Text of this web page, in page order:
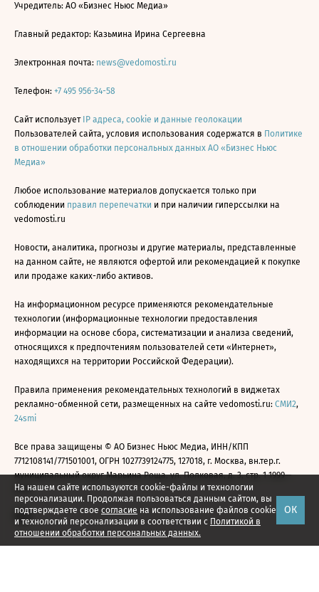
На нашем сайте используются cookie-файлы и технологии
персонализации. Продолжая пользоваться данным сайтом, вы
подтверждаете свое согласие на использование файлов cookie
и технологий персонализации в соответствии с Политикой в
отношении обработки персональных данных.
ОК
Учредитель: АО «Бизнес Ньюс Медиа»
Главный редактор: Казьмина Ирина Сергеевна
Электронная почта: news@vedomosti.ru
Телефон: +7 495 956-34-58
Сайт использует IP адреса, cookie и данные геолокации
Пользователей сайта, условия использования содержатся в Политике
в отношении обработки персональных данных АО «Бизнес Ньюс
Медиа»
Любое использование материалов допускается только при
соблюдении правил перепечатки и при наличии гиперссылки на
vedomosti.ru
Новости, аналитика, прогнозы и другие материалы, представленные
на данном сайте, не являются офертой или рекомендацией к покупке
или продаже каких-либо активов.
На информационном ресурсе применяются рекомендательные
технологии (информационные технологии предоставления
информации на основе сбора, систематизации и анализа сведений,
относящихся к предпочтениям пользователей сети «Интернет»,
находящихся на территории Российской Федерации).
Правила применения рекомендательных технологий в виджетах
рекламно-обменной сети, размещенных на сайте vedomosti.ru: СМИ2,
24smi
Все права защищены © АО Бизнес Ньюс Медиа, ИНН/КПП
7712108141/771501001, ОГРН 1027739124775, 127018, г. Москва, вн.тер.г.
муниципальный округ Марьина Роща, ул. Полковая, д. 3, стр. 1 1999—
2026